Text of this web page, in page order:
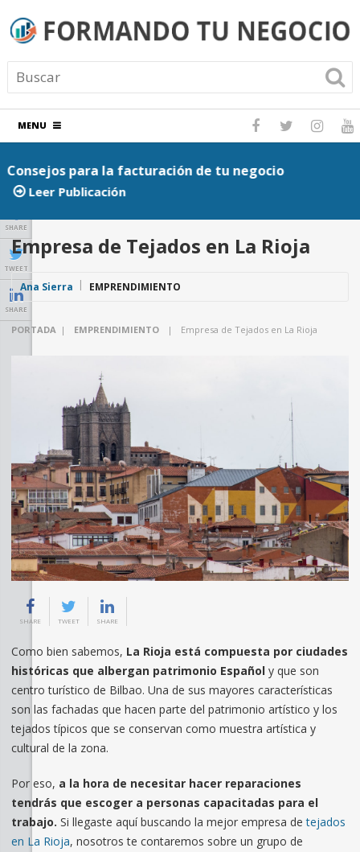
MENU
Consejos para la facturación de tu negocio
Leer Publicación
SHARE
TWEET
SHARE
Empresa de Tejados en La Rioja
Ana Sierra EMPRENDIMIENTO
PORTADA | EMPRENDIMIENTO | Empresa de Tejados en La Rioja
SHARE TWEET SHARE
Como bien sabemos, La Rioja está compuesta por ciudades
históricas que albergan patrimonio Españoly que son
centro turístico de Bilbao. Una de sus mayores características
son las fachadas que hacen parte del patrimonio artístico y los
tejados típicos que se conservan como muestra artística y
cultural de la zona.
Por eso, a la hora de necesitar hacer reparaciones
tendrás que escoger a personas capacitadas para el
trabajo. Si llegaste aquí buscando la mejor empresa detejados
en La Rioja, nosotros te contaremos sobre un grupo de